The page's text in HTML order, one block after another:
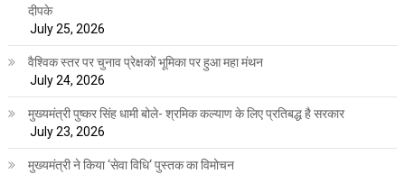
दीपके
July 25, 2026
वैश्विक स्तर पर चुनाव प्रेक्षकों भूमिका पर हुआ महा मंथन
July 24, 2026
मुख्यमंत्री पुष्कर सिंह धामी बोले- श्रमिक कल्याण के लिए प्रतिबद्ध है सरकार
July 23, 2026
मुख्यमंत्री ने किया ‘सेवा विधि‘ पुस्तक का विमोचन